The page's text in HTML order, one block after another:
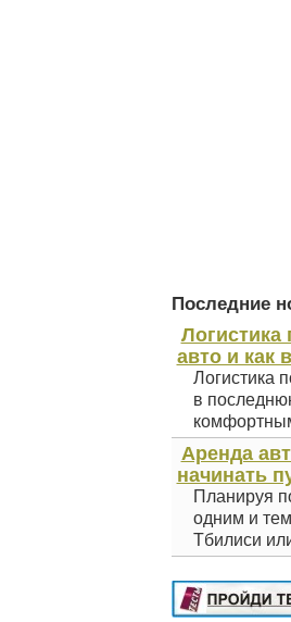
Последние
Логистика
авто и как
Логистика
в
Аренда
начинать
Планируя
одним и
Тбилиси